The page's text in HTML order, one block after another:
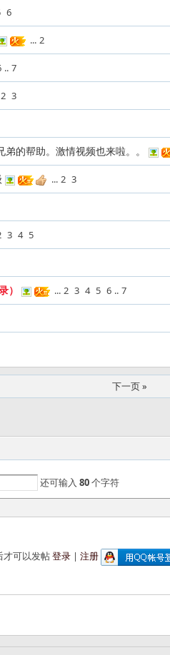
6
... 2
.. 7
2 3
的帮助。激情视频也来啦。。
... 2 3
3 4 5
） ... 2 3 4 5 6 .. 7
下一页 »
还可输入 80个字符
才可以发帖登录 | 注册